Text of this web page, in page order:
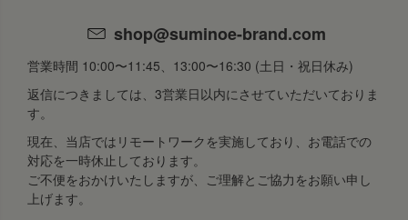
shop@suminoe-brand.com
営業時間 10:00〜11:45、13:00〜16:30 (土日・祝日休み)
返信につきましては、3営業日以内にさせていただいておりま
す。
現在、当店ではリモートワークを実施しており、お電話での
対応を一時休止しております。
ご不便をおかけいたしますが、ご理解とご協力をお願い申し
上げます。